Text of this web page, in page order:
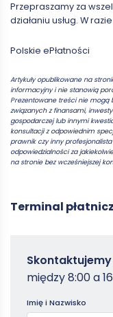
Przepraszamy za
działaniu usług. W
Polskie ePłatności
Artykuły opublikowane na
informacyjny i nie stanowią
Prezentowane treści nie mogą
związanych z finansami,
gospodarczej lub innymi
konsultacji z odpowiednim
prawnik czy inny
odpowiedzialności za
na stronie bez wcześniejszej
Terminal
Zamowterminal
Poradniki
między 8:00 a
Imię i Nazwisko